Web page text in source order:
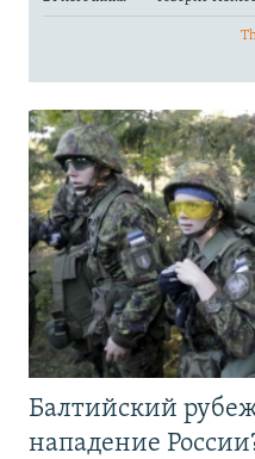
Балтийский
нападение